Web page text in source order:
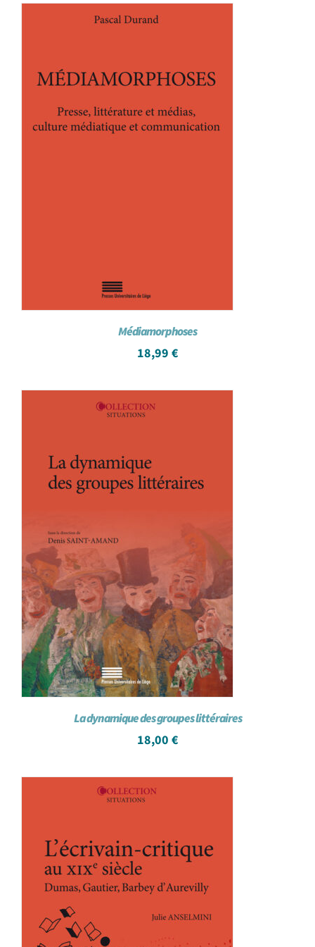
Médiamorphoses
18,99 €
La dynamique des groupes littéraires
18,00 €